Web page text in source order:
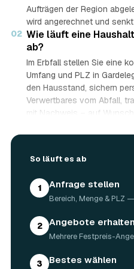
Aufträgen der Region
wird angerechnet und
02 Wie läuft eine
ab?
Im Erbfall stellen Sie eine
Umfang und PLZ in
den Hausstand, sichern
Verwertbares vom Abfall,
mit Nachweis – auf
Ruhe, gerade wenn
angerechnet?
Ja. Antiquitäten, Möbel,
aus dem Nachlass werden
auf den Preis
kann die
nahezu kostenneutral
Nullkosten.
Wie lange dauert eine
So läuft es ab
1 Anfrage stellen
Bereich, Menge & PLZ
2 Angebote erhalten
Mehrere Festpreis-
3 Bestes wählen